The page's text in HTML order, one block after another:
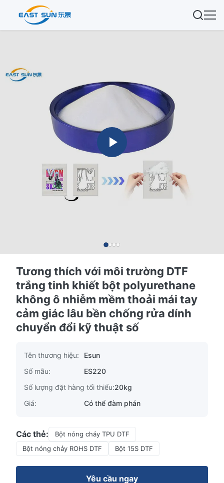
Tương thích với môi trường DTF
trắng tinh khiết bột polyurethane
không ô nhiễm mềm thoải mái tay
cảm giác lâu bền chống rửa dính
chuyển đổi kỹ thuật số
Tên thương hiệu:
Esun
Số mẫu:
ES220
Số lượng đặt hàng tối thiểu:20kg
Giá:
Có thể đàm phán
Các thẻ:
Bột nóng chảy TPU DTF
Bột nóng chảy ROHS DTF
Bột 15S DTF
Yêu cầu ngay